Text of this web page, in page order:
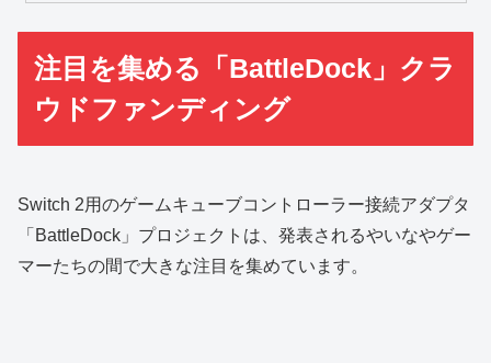
注目を集める「BattleDock」クラ
ウドファンディング
Switch 2用のゲームキューブコントローラー接続アダプタ
「BattleDock」プロジェクトは、発表されるやいなやゲー
マーたちの間で大きな注目を集めています。